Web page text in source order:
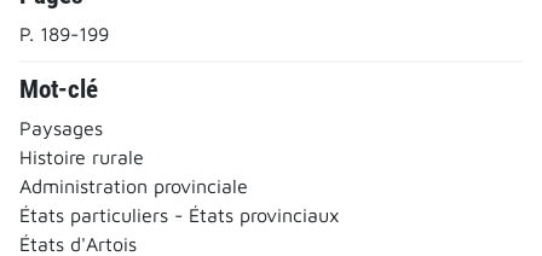
P. 189-199
Mot-clé
Paysages
Histoire rurale
Administration provinciale
États particuliers - États provinciaux
États d'Artois